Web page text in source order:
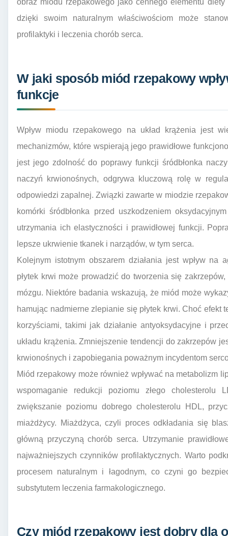
obraz miodu rzepakowego jako cennego elementu
dzięki swoim naturalnym właściwościom może
profilaktyki i leczenia chorób serca.
W jaki sposób miód rzepakowy
funkcje
Wpływ miodu rzepakowego na układ krążenia jest
mechanizmów, które wspierają jego prawidłowe
jest jego zdolność do poprawy funkcji śródbłonka
naczyń krwionośnych, odgrywa kluczową rolę w
odpowiedzi zapalnej. Związki zawarte w miodzie
komórki śródbłonka przed uszkodzeniem
utrzymania ich elastyczności i prawidłowej funkcji.
lepsze ukrwienie tkanek i narządów, w tym serca.
Kolejnym istotnym obszarem działania jest wpływ na
płytek krwi może prowadzić do tworzenia się
mózgu. Niektóre badania wskazują, że miód może
hamując nadmierne zlepianie się płytek krwi. Choć efekt
korzyściami, takimi jak działanie antyoksydacyjne i
układu krążenia. Zmniejszenie tendencji do zakrzepów
krwionośnych i zapobiegania poważnym incydentom
Miód rzepakowy może również wpływać na metabolizm
wspomaganie redukcji poziomu złego cholesterolu
zwiększanie poziomu dobrego cholesterolu HDL,
miażdżycy. Miażdżyca, czyli proces odkładania się
główną przyczyną chorób serca. Utrzymanie
najważniejszych czynników profilaktycznych. Warto
procesem naturalnym i łagodnym, co czyni go
substytutem leczenia farmakologicznego.
Czy miód rzepakowy jest dobry dla